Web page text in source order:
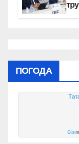
ПОГОДА
Gis